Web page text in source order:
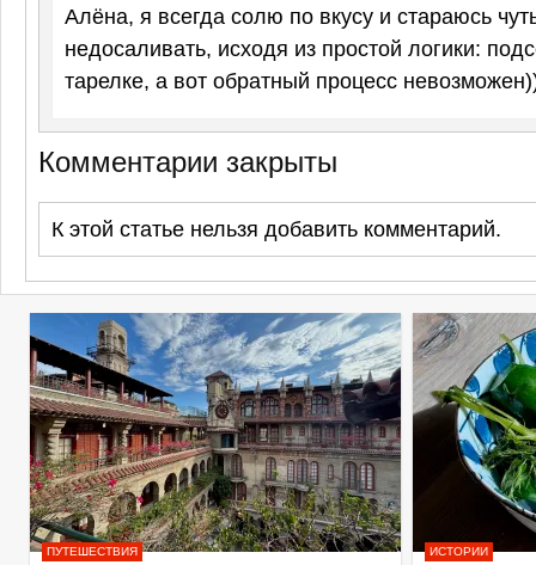
Алёна, я всегда солю по вкусу и стараюсь
недосаливать, исходя из простой логики:
тарелке, а вот обратный процесс
Комментарии закрыты
К этой статье нельзя добавить комментарий.
ПУТЕШЕСТВИЯ ИСТОРИИ